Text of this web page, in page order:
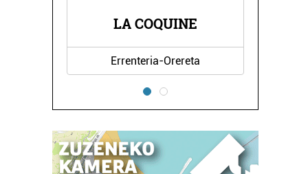
LA COQUINE
Errenteria-Orereta